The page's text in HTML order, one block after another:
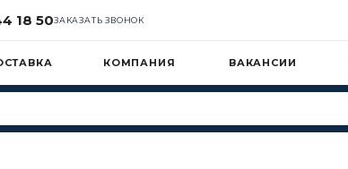
18 50ЗАКАЗАТЬ ЗВОНОК
КОМПАНИЯ ВАКАНСИИ